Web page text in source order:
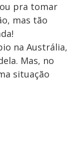
pra tomar
mas tão
na Austrália,
Mas, no
situação